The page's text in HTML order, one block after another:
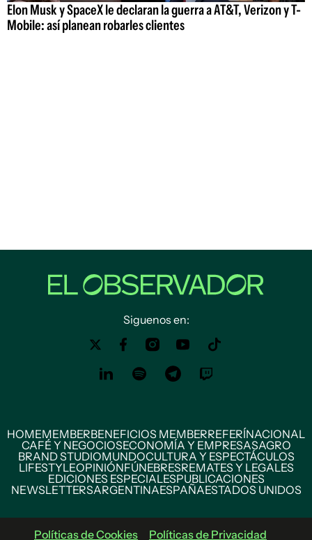
Elon Musk y SpaceX le declaran la guerra a AT&T, Verizon y T-
Mobile: así planean robarles clientes
Siguenos en:
HOMEMEMBERBENEFICIOS MEMBERREFERÍNACIONAL
CAFÉ Y NEGOCIOSECONOMÍA Y EMPRESASAGRO
BRAND STUDIOMUNDOCULTURA Y ESPECTÁCULOS
LIFESTYLEOPINIÓNFÚNEBRESREMATES Y LEGALES
EDICIONES ESPECIALESPUBLICACIONES
NEWSLETTERSARGENTINAESPAÑAESTADOS UNIDOS
Políticas de Cookies Políticas de Privacidad